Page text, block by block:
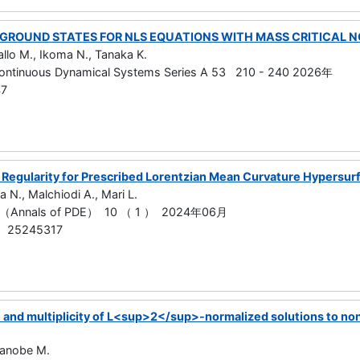
STATES FOR NLS EQUATIONS WITH MASS CRITICAL
M., Ikoma N., Tanaka K.
Dynamical Systems Series A 53 210 - 240 2026年
for Prescribed Lorentzian Mean Curvature
N., Malchiodi A., Mari L.
Annals of PDE） 10 （ 1 ） 2024年06月
25245317
and multiplicity of L<sup>2</sup>-normalized solutions to
M.